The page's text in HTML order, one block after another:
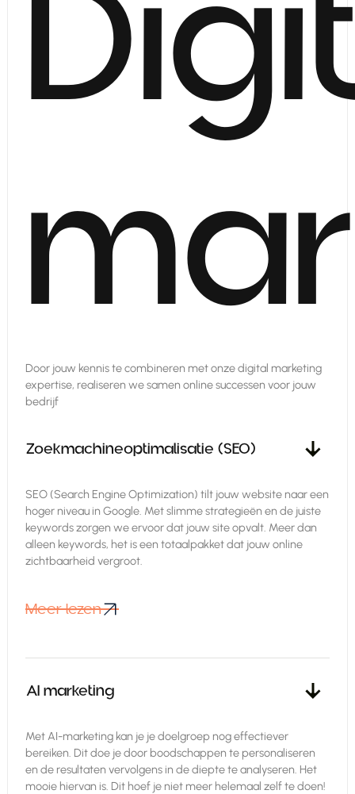
Door jouw kennis te combineren met onze digital marketing
expertise, realiseren we samen online successen voor jouw
bedrijf
Zoekmachineoptimalisatie (SEO)
SEO (Search Engine Optimization) tilt jouw website naar een
hoger niveau in Google. Met slimme strategieën en de juiste
keywords zorgen we ervoor dat jouw site opvalt. Meer dan
alleen keywords, het is een totaalpakket dat jouw online
zichtbaarheid vergroot.
Meer lezen
AI marketing
Met AI-marketing kan je je doelgroep nog effectiever
bereiken. Dit doe je door boodschappen te personaliseren
en de resultaten vervolgens in de diepte te analyseren. Het
mooie hiervan is. Dit hoef je niet meer helemaal zelf te doen!